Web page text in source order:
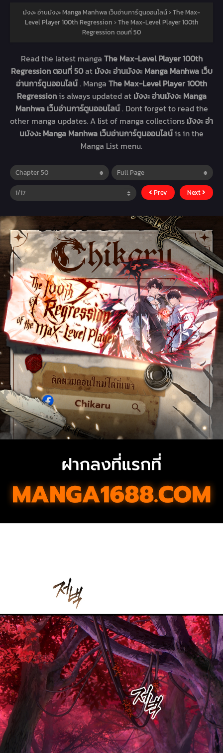
มังงะ อ่านมังงะ Manga Manhwa เว็บอ่านการ์ตูนออนไลน์›The Max-
Level Player 100th Regression ›The Max-Level Player 100th
Regression ตอนที่ 50
Read the latest manga The Max-Level Player 100th
Regression ตอนที่ 50at มังงะ อ่านมังงะ Manga Manhwa เว็บ
อ่านการ์ตูนออนไลน์. Manga The Max-Level Player 100th
Regressionis always updated at มังงะ อ่านมังงะ Manga
Manhwa เว็บอ่านการ์ตูนออนไลน์. Dont forget to read the
other manga updates. A list of manga collections มังงะ อ่า
นมังงะ Manga Manhwa เว็บอ่านการ์ตูนออนไลน์is in the
Manga List menu.
Prev Next